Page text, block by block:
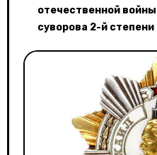
отечественной
суворова 2-й степени